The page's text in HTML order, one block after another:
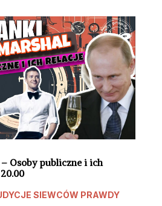
Osoby publiczne i ich
SIEWCÓW PRAWDY